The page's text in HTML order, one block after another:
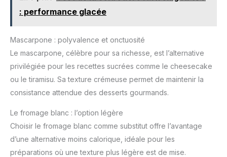
: performance glacée
Mascarpone : polyvalence et onctuosité
Le mascarpone, célèbre pour sa richesse, est l’alternative
privilégiée pour les recettes sucrées comme le cheesecake
ou le tiramisu. Sa texture crémeuse permet de maintenir la
consistance attendue des desserts gourmands.
Le fromage blanc : l’option légère
Choisir le fromage blanc comme substitut offre l’avantage
d’une alternative moins calorique, idéale pour les
préparations où une texture plus légère est de mise.